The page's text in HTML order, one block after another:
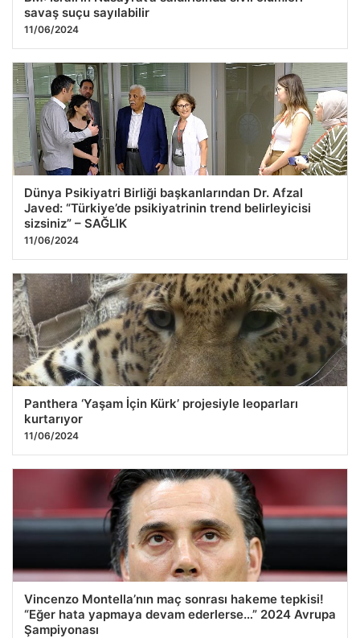
savaş suçu sayılabilir
11/06/2024
Dünya Psikiyatri Birliği başkanlarından Dr. Afzal
Javed: “Türkiye’de psikiyatrinin trend belirleyicisi
sizsiniz” – SAĞLIK
11/06/2024
Panthera ‘Yaşam İçin Kürk’ projesiyle leoparları
kurtarıyor
11/06/2024
Vincenzo Montella’nın maç sonrası hakeme tepkisi!
“Eğer hata yapmaya devam ederlerse…” 2024 Avrupa
Şampiyonası